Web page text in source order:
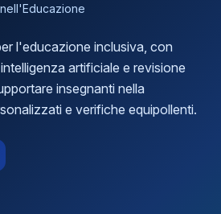
l'educazione inclusiva, con
artificiale e revisione
insegnanti nella
e verifiche equipollenti.